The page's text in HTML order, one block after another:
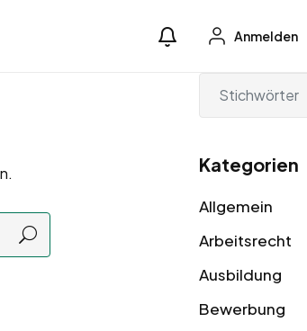
Anmelden
Kategorien
Allgemein
Arbeitsrecht
Ausbildung
Bewerbung